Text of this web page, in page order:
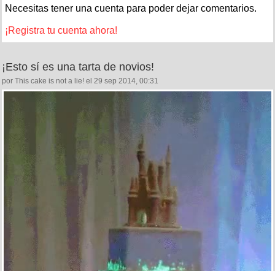
Necesitas tener una cuenta para poder dejar comentarios.
¡Registra tu cuenta ahora!
¡Esto sí es una tarta de novios!
por This cake is not a lie! el 29 sep 2014, 00:31